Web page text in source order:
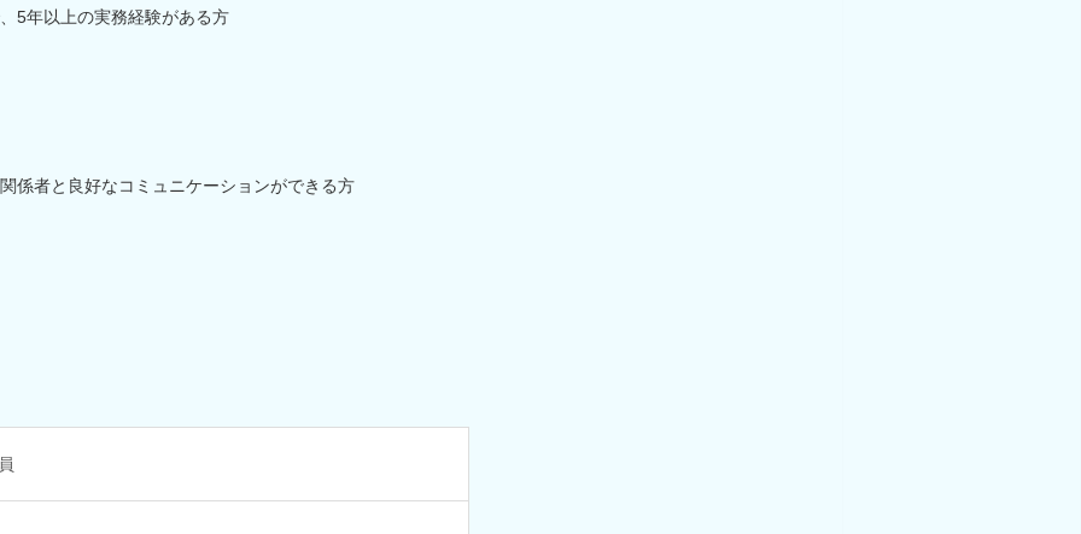
5年以上の実務経験がある方
係者と良好なコミュニケーションができる方